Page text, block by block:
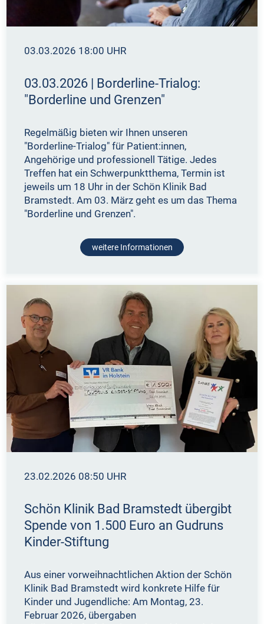
03.03.2026 18:00 UHR
03.03.2026 | Borderline-Trialog:
"Borderline und Grenzen"
Regelmäßig bieten wir Ihnen unseren
"Borderline-Trialog" für Patient:innen,
Angehörige und professionell Tätige. Jedes
Treffen hat ein Schwerpunktthema, Termin ist
jeweils um 18 Uhr in der Schön Klinik Bad
Bramstedt. Am 03. März geht es um das Thema
"Borderline und Grenzen".
weitere Informationen
23.02.2026 08:50 UHR
Schön Klinik Bad Bramstedt übergibt
Spende von 1.500 Euro an Gudruns
Kinder-Stiftung
Aus einer vorweihnachtlichen Aktion der Schön
Klinik Bad Bramstedt wird konkrete Hilfe für
Kinder und Jugendliche: Am Montag, 23.
Februar 2026, übergaben